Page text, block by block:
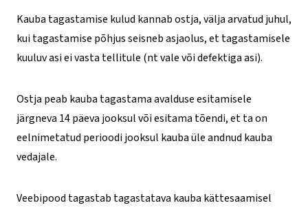
Kauba tagastamise kulud kannab ostja, välja arvatud juhul,
kui tagastamise põhjus seisneb asjaolus, et tagastamisele
kuuluv asi ei vasta tellitule (nt vale või defektiga asi).
Ostja peab kauba tagastama avalduse esitamisele
järgneva 14 päeva jooksul või esitama tõendi, et ta on
eelnimetatud perioodi jooksul kauba üle andnud kauba
vedajale.
Veebipood tagastab tagastatava kauba kättesaamisel